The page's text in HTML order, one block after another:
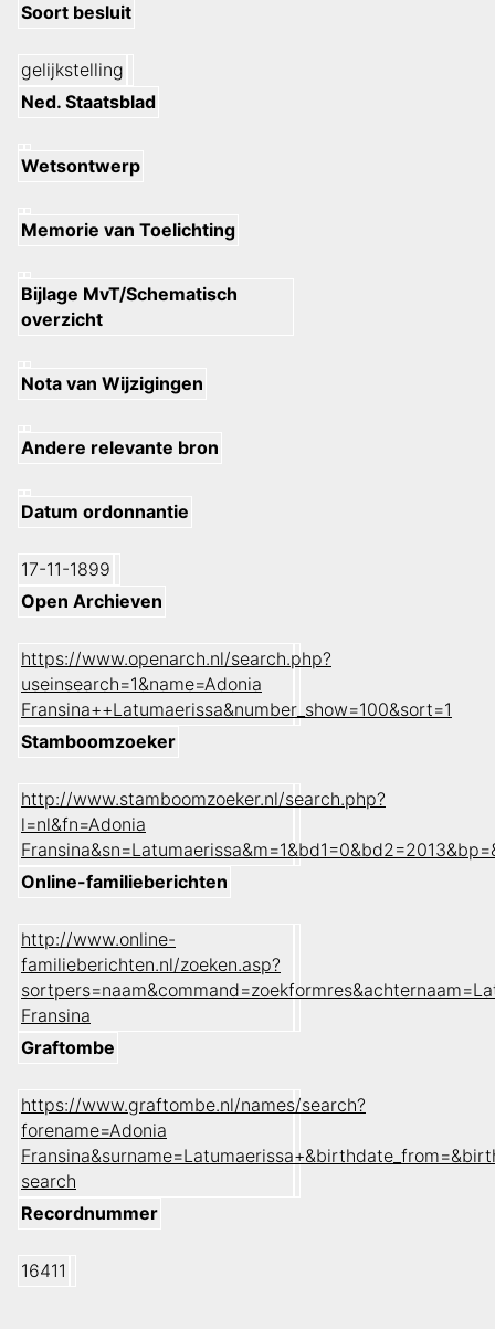
Soort besluit
gelijkstelling
Ned. Staatsblad
Wetsontwerp
Memorie van Toelichting
Bijlage MvT/Schematisch
overzicht
Nota van Wijzigingen
Andere relevante bron
Datum ordonnantie
17-11-1899
Open Archieven
https://www.openarch.nl/search.php?
useinsearch=1&name=Adonia
Fransina++Latumaerissa&number_show=100&sort=1
Stamboomzoeker
http://www.stamboomzoeker.nl/search.php?
l=nl&fn=Adonia
Online-familieberichten
http://www.online-
familieberichten.nl/zoeken.asp?
Fransina
Graftombe
https://www.graftombe.nl/names/search?
forename=Adonia
search
Recordnummer
16411